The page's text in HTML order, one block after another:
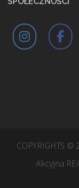
COPYRIGHTS
Akcyjna